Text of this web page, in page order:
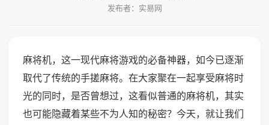
发布者：实易网
麻将机，这一现代麻将游戏的必备神器，如今已逐渐
取代了传统的手搓麻将。在大家聚在一起享受麻将时
光的同时，是否曾想过，这看似普通的麻将机，其实
也可能隐藏着某些不为人知的秘密？今天，就让我们